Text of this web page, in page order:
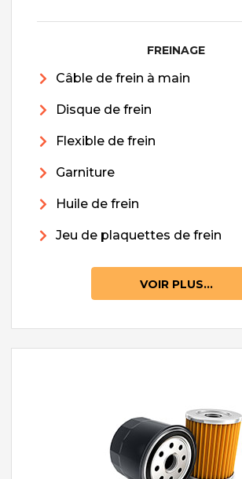
FREINAGE
Câble de frein à main
Disque de frein
Flexible de frein
Garniture
Huile de frein
Jeu de plaquettes de frein
VOIR PLUS...